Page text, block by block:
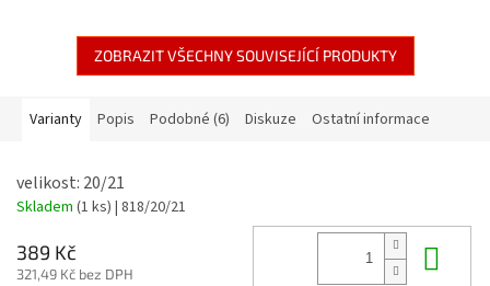
ZOBRAZIT VŠECHNY SOUVISEJÍCÍ PRODUKTY
Varianty Popis Podobné (6) Diskuze Ostatní informace
velikost: 20/21
Skladem (1 ks) | 818/20/21
389 Kč
321,49 Kč bez DPH